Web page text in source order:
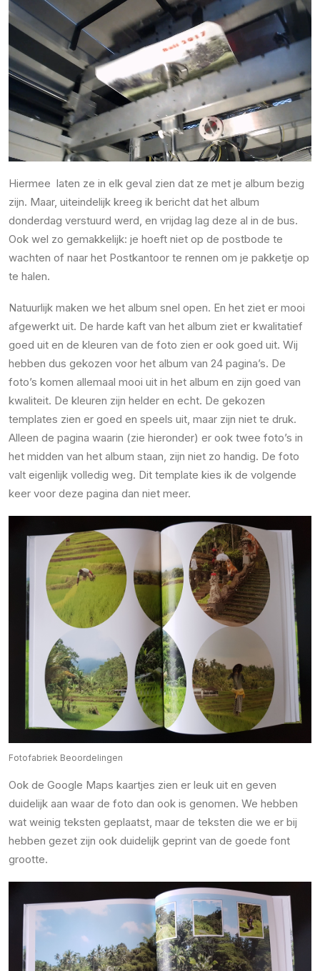
Hiermee laten ze in elk geval zien dat ze met je album bezig
zijn. Maar, uiteindelijk kreeg ik bericht dat het album
donderdag verstuurd werd, en vrijdag lag deze al in de bus.
Ook wel zo gemakkelijk: je hoeft niet op de postbode te
wachten of naar het Postkantoor te rennen om je pakketje op
te halen.
Natuurlijk maken we het album snel open. En het ziet er mooi
afgewerkt uit. De harde kaft van het album ziet er kwalitatief
goed uit en de kleuren van de foto zien er ook goed uit. Wij
hebben dus gekozen voor het album van 24 pagina’s. De
foto’s komen allemaal mooi uit in het album en zijn goed van
kwaliteit. De kleuren zijn helder en echt. De gekozen
templates zien er goed en speels uit, maar zijn niet te druk.
Alleen de pagina waarin (zie hieronder) er ook twee foto’s in
het midden van het album staan, zijn niet zo handig. De foto
valt eigenlijk volledig weg. Dit template kies ik de volgende
keer voor deze pagina dan niet meer.
Fotofabriek Beoordelingen
Ook de Google Maps kaartjes zien er leuk uit en geven
duidelijk aan waar de foto dan ook is genomen. We hebben
wat weinig teksten geplaatst, maar de teksten die we er bij
hebben gezet zijn ook duidelijk geprint van de goede font
grootte.